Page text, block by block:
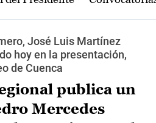
José Luis Martínez
hoy en la presentación,
de Cuenca
publica un
Mercedes